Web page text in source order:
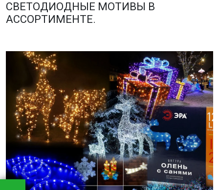
СВЕТОДИОДНЫЕ МОТИВЫ В
АССОРТИМЕНТЕ.